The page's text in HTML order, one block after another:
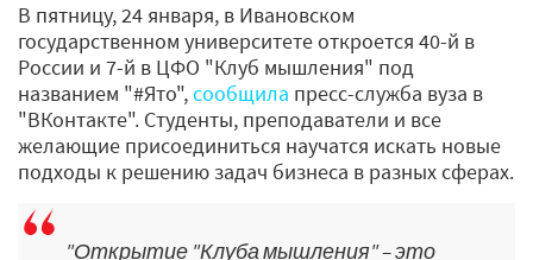
В пятницу, 24 января, в Ивановском
государственном университете откроется 40-й в
России и 7-й в ЦФО "Клуб мышления" под
названием "#Ято",сообщила пресс-служба вуза в
"ВКонтакте". Студенты, преподаватели и все
желающие присоединиться научатся искать новые
подходы к решению задач бизнеса в разных сферах.
"Открытие "Клуба мышления" – это